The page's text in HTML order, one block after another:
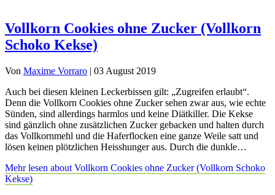
Vollkorn Cookies ohne Zucker (Vollkorn
Schoko Kekse)
Von Maxime Vorraro | 03 August 2019
Auch bei diesen kleinen Leckerbissen gilt: „Zugreifen erlaubt“.
Denn die Vollkorn Cookies ohne Zucker sehen zwar aus, wie echte
Sünden, sind allerdings harmlos und keine Diätkiller. Die Kekse
sind gänzlich ohne zusätzlichen Zucker gebacken und halten durch
das Vollkornmehl und die Haferflocken eine ganze Weile satt und
lösen keinen plötzlichen Heisshunger aus. Durch die dunkle…
Mehr lesen about Vollkorn Cookies ohne Zucker (Vollkorn Schoko
Kekse)